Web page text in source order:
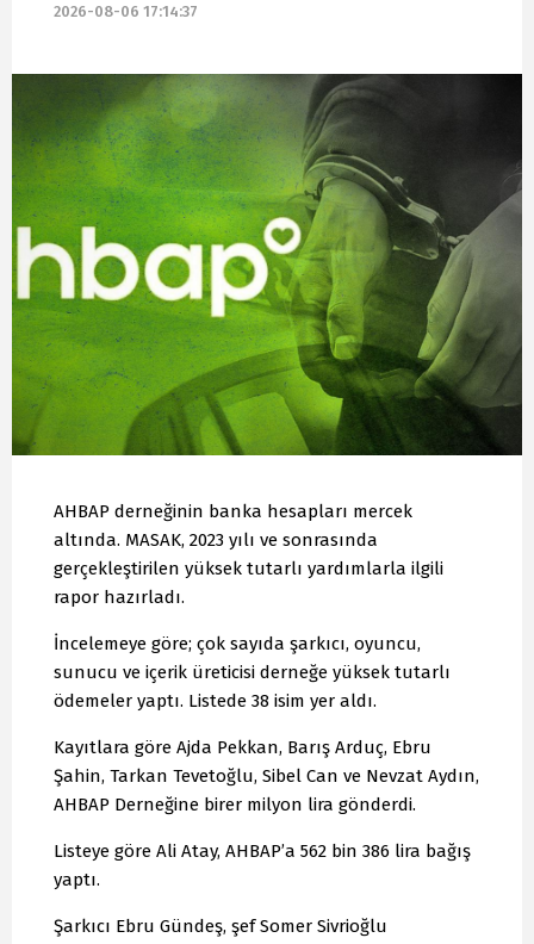
2026-08-06 17:14:37
AHBAP derneğinin banka hesapları mercek
altında. MASAK, 2023 yılı ve sonrasında
gerçekleştirilen yüksek tutarlı yardımlarla ilgili
rapor hazırladı.
İncelemeye göre; çok sayıda şarkıcı, oyuncu,
sunucu ve içerik üreticisi derneğe yüksek tutarlı
ödemeler yaptı. Listede 38 isim yer aldı.
Kayıtlara göre Ajda Pekkan, Barış Arduç, Ebru
Şahin, Tarkan Tevetoğlu, Sibel Can ve Nevzat Aydın,
AHBAP Derneğine birer milyon lira gönderdi.
Listeye göre Ali Atay, AHBAP’a 562 bin 386 lira bağış
yaptı.
Şarkıcı Ebru Gündeş, şef Somer Sivrioğlu